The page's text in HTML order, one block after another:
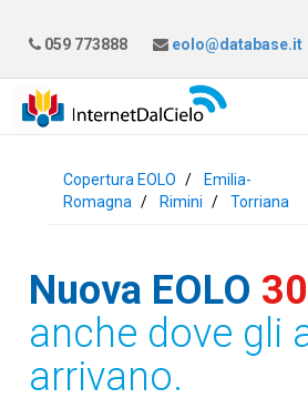
059 773888 eolo@database.it
Copertura EOLO
Emilia-
Romagna
Rimini Torriana
Nuova EOLO
anche dove gli
arrivano.